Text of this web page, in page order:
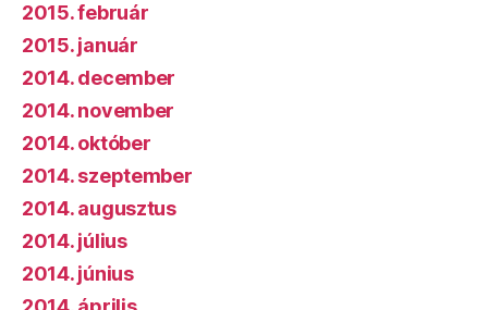
2015. február
2015. január
2014. december
2014. november
2014. október
2014. szeptember
2014. augusztus
2014. július
2014. június